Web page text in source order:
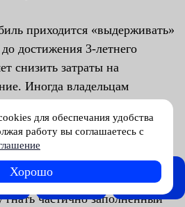
приходится «выдерживать»
достижения 3-летнего
снизить затраты на
Иногда владельцам
месяцев, хотя ожидание
экономией средств на
доставки по территории
площадки
всегда осуществляется
гнать частично заполненный
Обзоры
для обеспечания удобства
работу вы соглашаетесь с
Хорошо